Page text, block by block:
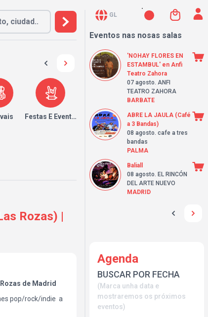
Festas E Eventos
Rozas) |
de Madrid
pop/rock/indie a
GL
Eventos nas nosas salas
'NOHAY FLORES EN
ESTAMBUL' en Anfi
Teatro Zahora
07 agosto. ANFI
TEATRO ZAHORA
BARBATE
ABRE LA JAULA (Café
a 3 Bandas)
08 agosto. cafe a tres
bandas
PALMA
Baliall
08 agosto. EL RINCÓN
DEL ARTE NUEVO
MADRID
Agenda
BUSCAR POR FECHA
(Marca unha data e
mostraremos os próximos
eventos)